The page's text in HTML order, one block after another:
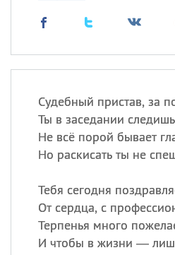
Судебный пристав, за
Ты в заседании
Не всё порой бывает
Но раскисать ты не
Тебя сегодня
От сердца, с
Терпенья много
И чтобы в жизни —